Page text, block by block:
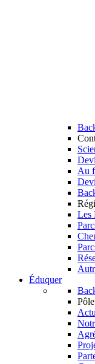
Au
Les
Éduquer